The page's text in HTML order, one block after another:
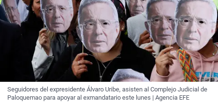
Seguidores del expresidente Álvaro Uribe, asisten al Complejo Judicial de
Paloquemao para apoyar al exmandatario este lunes | Agencia EFE